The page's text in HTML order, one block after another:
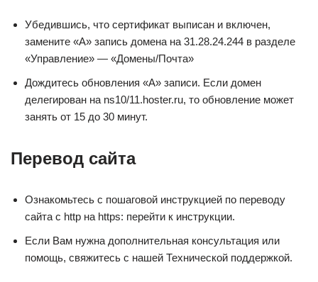
Убедившись, что сертификат выписан и включен,
замените «A» запись домена на 31.28.24.244 в разделе
«Управление» — «Домены/Почта»
Дождитесь обновления «А» записи. Если домен
делегирован на ns10/11.hoster.ru, то обновление может
занять от 15 до 30 минут.
Перевод сайта
Ознакомьтесь с пошаговой инструкцией по переводу
сайта с http на https: перейти к инструкции.
Если Вам нужна дополнительная консультация или
помощь, свяжитесь с нашей Технической поддержкой.